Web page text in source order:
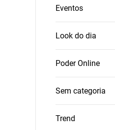
Eventos
Look do dia
Poder Online
Sem categoria
Trend